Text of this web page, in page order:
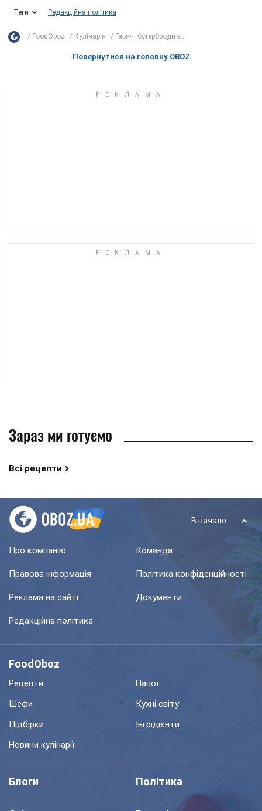
Теги Редакційна політика
FoodOboz Кулінарія Гарячі бутерброди з...
Повернутися на головну OBOZ
Зараз ми готуємо
Всі рецепти
В начало
Про компанію Команда
Правова інформація Політика конфіденційності
Реклама на сайті Документи
Редакційна політика
FoodOboz
Рецепти
Напої
Шефи
Кухні світу
Підбірки
Інгрідієнти
Новини кулінарії
Блоги Політика